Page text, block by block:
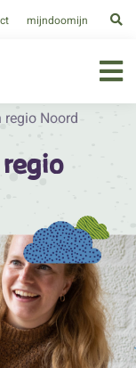
mijndoomijn
regio Noord